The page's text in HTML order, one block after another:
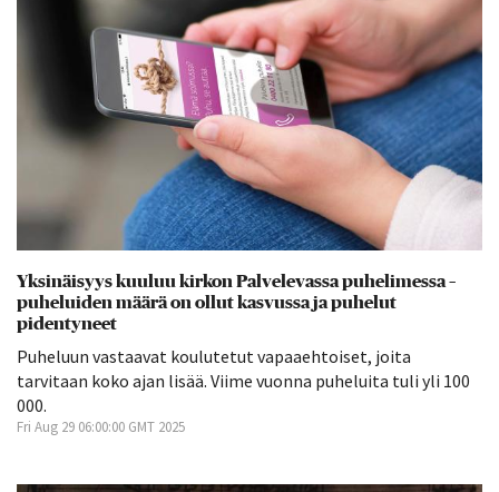
Yksinäisyys kuuluu kirkon Palvelevassa puhelimessa –
puheluiden määrä on ollut kasvussa ja puhelut
pidentyneet
Puheluun vastaavat koulutetut vapaaehtoiset, joita
tarvitaan koko ajan lisää. Viime vuonna puheluita tuli yli 100
000.
Fri Aug 29 06:00:00 GMT 2025